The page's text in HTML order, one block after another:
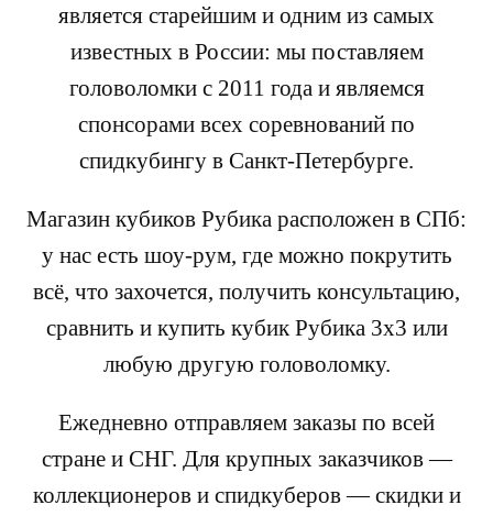
является старейшим и одним из самых
известных в России: мы поставляем
головоломки с 2011 года и являемся
спонсорами всех соревнований по
спидкубингу в Санкт-Петербурге.
Магазин кубиков Рубика расположен в СПб:
у нас есть шоу-рум, где можно покрутить
всё, что захочется, получить консультацию,
сравнить и купить кубик Рубика 3х3 или
любую другую головоломку.
Ежедневно отправляем заказы по всей
стране и СНГ. Для крупных заказчиков —
коллекционеров и спидкуберов — скидки и